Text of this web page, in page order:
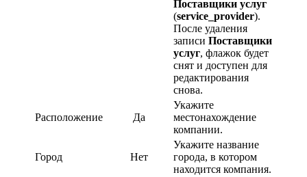
Поставщики услуг
(service_provider).
После удаления
записи Поставщики
услуг, флажок будет
снят и доступен для
редактирования
снова.
Расположение Да
Укажите
местонахождение
компании.
Город Нет
Укажите название
города, в котором
находится компания.